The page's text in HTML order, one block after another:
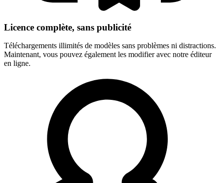
Licence complète, sans publicité
Téléchargements illimités de modèles sans problèmes ni distractions.
Maintenant, vous pouvez également les modifier avec notre éditeur
en ligne.